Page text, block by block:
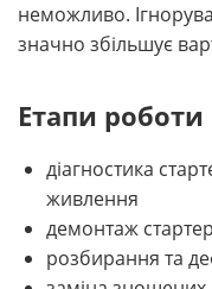
неможливо.
значно збільшує
Етапи роботи
діагностика
живлення
демонтаж
розбирання та